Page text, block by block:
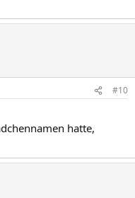
#10
hatte,